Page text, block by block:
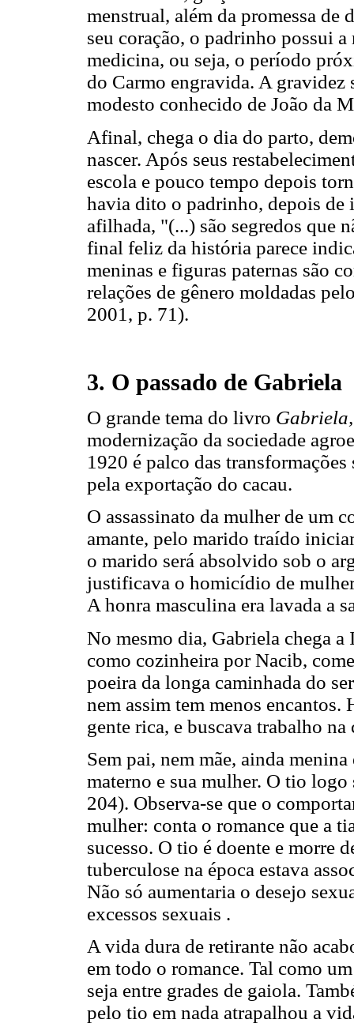
menstrual, além da promessa de
seu coração, o padrinho possui
medicina, ou seja, o período
do Carmo engravida. A gravidez
modesto conhecido de João da
Afinal, chega o dia do parto,
nascer. Após seus
escola e pouco tempo depois
havia dito o padrinho, depois de
afilhada, "(...) são segredos que
final feliz da história parece
meninas e figuras paternas são
relações de gênero moldadas
2001, p. 71).
3. O passado de Gabriela
O grande tema do livro
modernização da sociedade
1920 é palco das
pela exportação do cacau.
O assassinato da mulher de um
amante, pelo marido traído
o marido será absolvido sob o
justificava o homicídio de
A honra masculina era lavada a
No mesmo dia, Gabriela chega
como cozinheira por Nacib,
poeira da longa caminhada do
nem assim tem menos encantos.
gente rica, e buscava trabalho na
Sem pai, nem mãe, ainda
materno e sua mulher. O tio logo
204). Observa-se que o
mulher: conta o romance que a
sucesso. O tio é doente e morre
tuberculose na época estava
Não só aumentaria o desejo
excessos sexuais .
A vida dura de retirante não
em todo o romance. Tal como
seja entre grades de gaiola.
pelo tio em nada atrapalhou a